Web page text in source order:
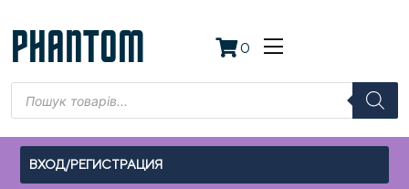
to
content
PHANTOM 0
Поиск
товаров
ВХОД/РЕГИСТРАЦИЯ